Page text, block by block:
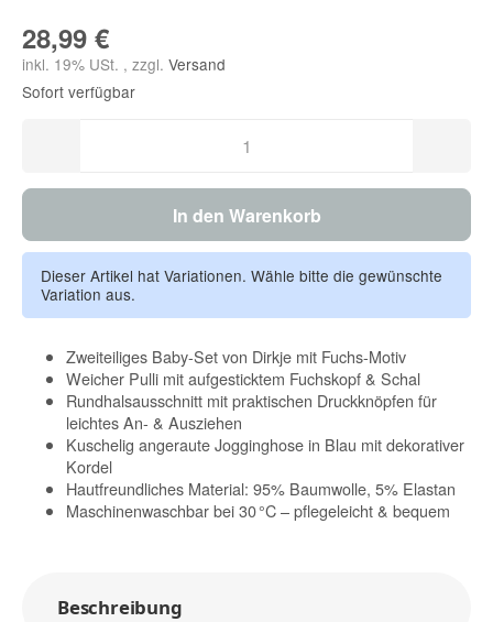
28,99 €
inkl. 19% USt. , zzgl. Versand
Sofort verfügbar
In den Warenkorb
Dieser Artikel hat Variationen. Wähle bitte die gewünschte
Variation aus.
Zweiteiliges Baby-Set von Dirkje mit Fuchs-Motiv
Weicher Pulli mit aufgesticktem Fuchskopf & Schal
Rundhalsausschnitt mit praktischen Druckknöpfen für
leichtes An- & Ausziehen
Kuschelig angeraute Jogginghose in Blau mit dekorativer
Kordel
Hautfreundliches Material: 95% Baumwolle, 5% Elastan
Maschinenwaschbar bei 30 °C – pflegeleicht & bequem
Beschreibung